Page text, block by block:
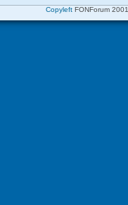
CopyleftFONForum